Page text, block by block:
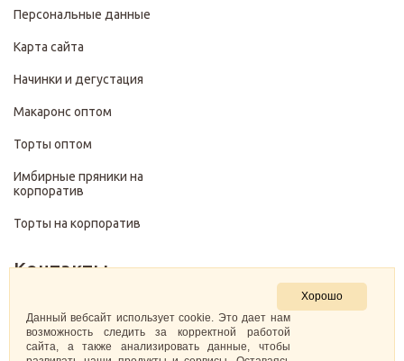
Персональные данные
Карта сайта
Начинки и дегустация
Макаронс оптом
Торты оптом
Имбирные пряники на
корпоратив
Торты на корпоратив
Контакты
+7 (499) 322-28-29
pirojenka.rf@gmail.com
Хорошо
Данный вебсайт использует cookie. Это дает нам
возможность следить за корректной работой
сайта, а также анализировать данные, чтобы